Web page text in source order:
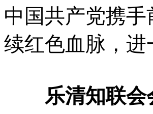
中国共产党携
续红色血脉，
乐清知联会